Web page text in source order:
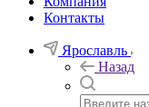
Контакты
Ярославль
Назад